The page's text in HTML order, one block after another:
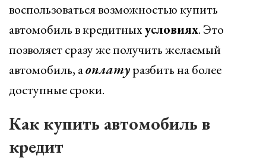
воспользоваться возможностью купить
автомобиль в кредитныхусловиях. Это
позволяет сразу же получить желаемый
автомобиль, аоплатуразбить на более
доступные сроки.
Как купить автомобиль в
кредит